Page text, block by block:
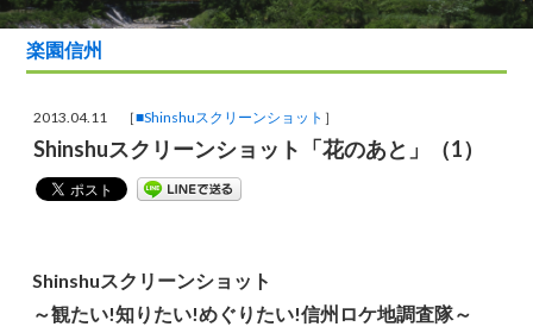
g
i
楽園信州
2013.04.11 ［■Shinshuスクリーンショット ］
Shinshuスクリーンショット「花のあと」（1）
Shinshuスクリーンショット
～観たい!知りたい!めぐりたい!信州ロケ地調査隊～